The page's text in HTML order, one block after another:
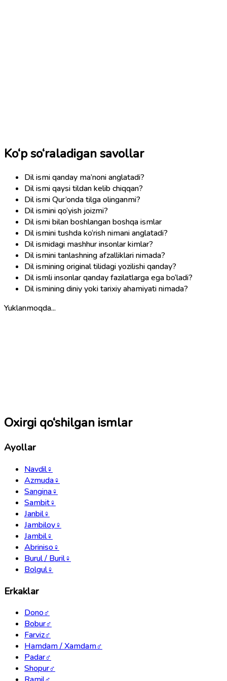
Ko‘p so‘raladigan savollar
Dil ismi qanday ma’noni anglatadi?
Dil ismi qaysi tildan kelib chiqqan?
Dil ismi Qur’onda tilga olinganmi?
Dil ismini qo‘yish joizmi?
Dil ismi bilan boshlangan boshqa ismlar
Dil ismini tushda ko‘rish nimani anglatadi?
Dil ismidagi mashhur insonlar kimlar?
Dil ismini tanlashning afzalliklari nimada?
Dil ismining original tilidagi yozilishi qanday?
Dil ismli insonlar qanday fazilatlarga ega bo‘ladi?
Dil ismining diniy yoki tarixiy ahamiyati nimada?
Yuklanmoqda...
Oxirgi qo‘shilgan ismlar
Ayollar
Navdil♀
Azmuda♀
Sangina♀
Sambit♀
Janbil♀
Jambiloy♀
Jambil♀
Abriniso♀
Burul / Buril♀
Bolgul♀
Erkaklar
Dono♂
Bobur♂
Farviz♂
Hamdam / Xamdam♂
Padar♂
Shopur♂